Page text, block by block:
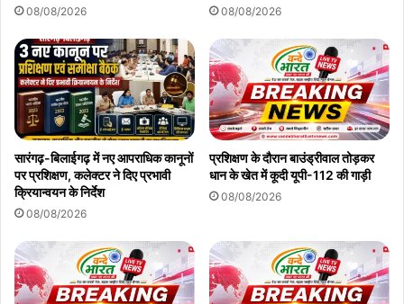
08/08/2026 08/08/2026
सारंगढ़-बिलाईगढ़ में नए आपराधिक कानूनों
पर प्रशिक्षण, कलेक्टर ने दिए प्रभावी
क्रियान्वयन के निर्देश
08/08/2026
प्रशिक्षण के दौरान बाउंड्रीवाल तोड़कर
धान के खेत में कूदी यूपी-112 की गाड़ी
08/08/2026